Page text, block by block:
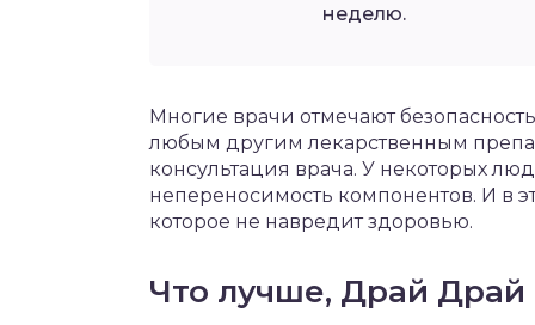
неделю.
Многие врачи отмечают
любым другим лекарственным
консультация врача. У некоторых
непереносимость компонентов. И в
которое не навредит здоровью.
Что лучше, Драй Драй